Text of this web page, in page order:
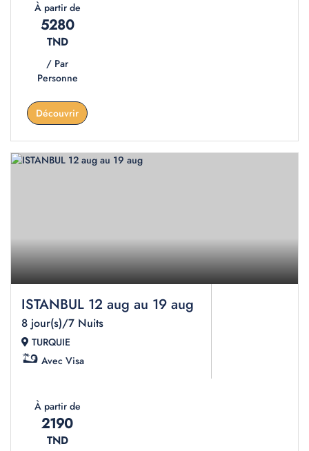
À partir de
5280
TND
/ Par
Personne
Découvrir
ISTANBUL 12 aug au 19 aug
8 jour(s)/7 Nuits
TURQUIE
Avec Visa
À partir de
2190
TND